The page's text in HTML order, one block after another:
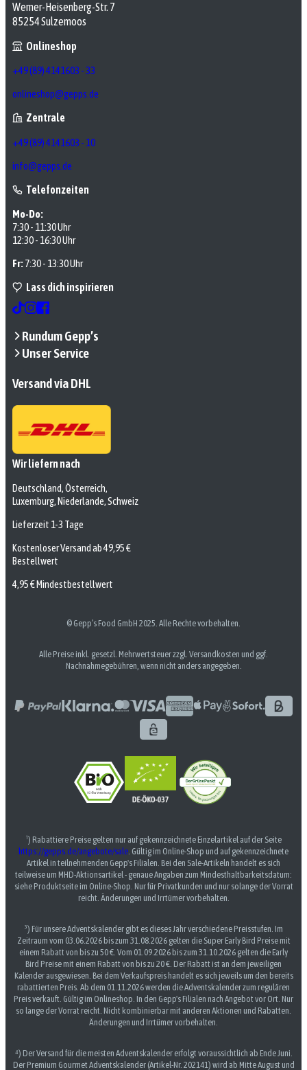
Werner-Heisenberg-Str. 7
85254 Sulzemoos
Onlineshop
+49 (89) 4141603 - 33
onlineshop@gepps.de
Zentrale
+49 (89) 4141603 - 10
info@gepps.de
Telefonzeiten
Mo-Do:
7:30 - 11:30 Uhr
12:30 - 16:30 Uhr
Fr:7:30 - 13:30 Uhr
Lass dich inspirieren
Rundum Gepp’s
Unser Service
Versand via DHL
Wir liefern nach
Deutschland, Österreich,
Luxemburg, Niederlande, Schweiz
Lieferzeit 1-3 Tage
Kostenloser Versand ab 49,95 €
Bestellwert
4,95 € Mindestbestellwert
© Gepp’s Food GmbH 2025. Alle Rechte vorbehalten.
Alle Preise inkl. gesetzl. Mehrwertsteuer zzgl. Versandkosten und ggf.
Nachnahmegebühren, wenn nicht anders angegeben.
¹) Rabattiere Preise gelten nur auf gekennzeichnete Einzelartikel auf der Seite
https://gepps.de/angebote/sale. Gültig im Online-Shop und auf gekennzeichnete
Artikel in teilnehmenden Gepp's Filialen. Bei den Sale-Artikeln handelt es sich
teilweise um MHD-Aktionsartikel - genaue Angaben zum Mindesthaltbarkeitsdatum:
siehe Produktseite im Online-Shop. Nur für Privatkunden und nur solange der Vorrat
reicht. Änderungen und Irrtümer vorbehalten.
³) Für unsere Adventskalender gibt es dieses Jahr verschiedene Preisstufen. Im
Zeitraum vom 03.06.2026 bis zum 31.08.2026 gelten die Super Early Bird Preise mit
einem Rabatt von bis zu 50 €. Vom 01.09.2026 bis zum 31.10.2026 gelten die Early
Bird Preise mit einem Rabatt von bis zu 20 €. Der Rabatt ist an dem jeweiligen
Kalender ausgewiesen. Bei dem Verkaufspreis handelt es sich jeweils um den bereits
rabattierten Preis. Ab dem 01.11.2026 werden die Adventskalender zum regulären
Preis verkauft. Gültig im Onlineshop. In den Gepp's Filialen nach Angebot vor Ort. Nur
so lange der Vorrat reicht. Nicht kombinierbar mit anderen Aktionen und Rabatten.
Änderungen und Irrtümer vorbehalten.
⁴) Der Versand für die meisten Adventskalender erfolgt voraussichtlich ab Ende Juni.
Der Premium Gourmet Adventskalender (Artikel-Nr. 202141) wird ab Mitte August und